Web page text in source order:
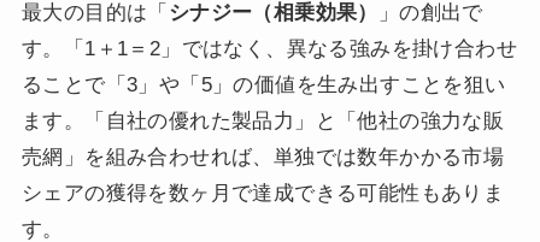
最大の目的は「 シナジー（相乗効果）
」の創出で
す。「1＋1＝2」ではなく、異なる強みを掛け合わせ
ることで「3」や「5」の価値を生み出すことを狙い
ます。「自社の優れた製品力」と「他社の強力な販
売網」を組み合わせれば、単独では数年かかる市場
シェアの獲得を数ヶ月で達成できる可能性もありま
す。